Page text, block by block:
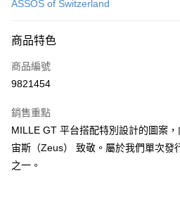
Apple Pay
ATM付款
全家取貨付款
每筆NT$90
付款後全家取貨
ASSOS of Switzerland
商品特色
商品編號
9821454
銷售重點
MILLE GT 平台搭配特別設計的圖案
宙斯（Zeus） 致敬。屬於我們單次發
之一。